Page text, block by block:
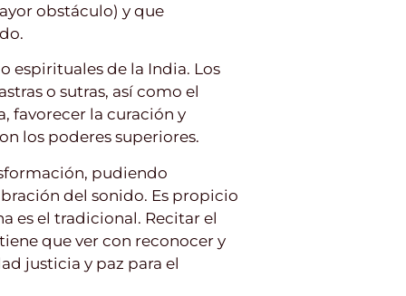
obstáculo) y que
espirituales de la India. Los
o sutras, así como el
favorecer la curación y
los poderes superiores.
pudiendo
del sonido. Es propicio
es el tradicional. Recitar el
que ver con reconocer y
justicia y paz para el